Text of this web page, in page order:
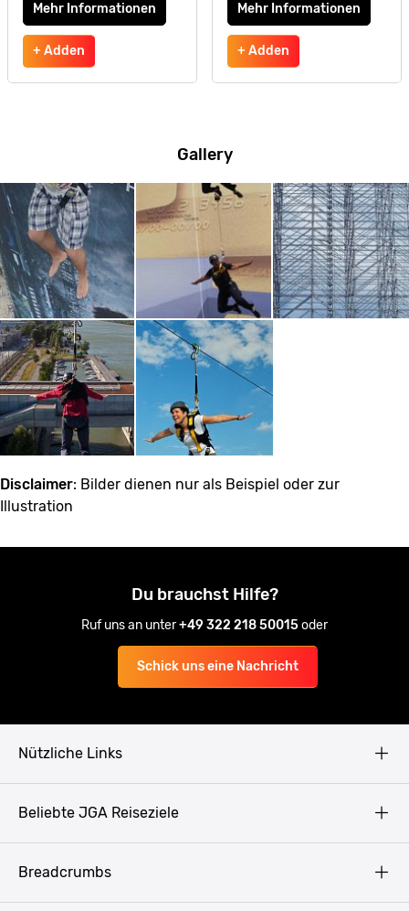
Mehr Informationen
+ Adden
Mehr Informationen
+ Adden
Gallery
Disclaimer: Bilder dienen nur als Beispiel oder zur
Illustration
Du brauchst Hilfe?
Ruf uns an unter+49 322 218 50015oder
Schick uns eine Nachricht
Nützliche Links
Beliebte JGA Reiseziele
Breadcrumbs